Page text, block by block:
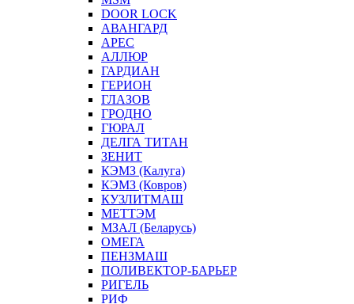
DOOR LOCK
АВАНГАРД
АРЕС
АЛЛЮР
ГАРДИАН
ГЕРИОН
ГЛАЗОВ
ГРОДНО
ГЮРАЛ
ДЕЛГА ТИТАН
ЗЕНИТ
КЭМЗ (Калуга)
КЭМЗ (Ковров)
КУЗЛИТМАШ
МЕТТЭМ
МЗАЛ (Беларусь)
ОМЕГА
ПЕНЗМАШ
ПОЛИВЕКТОР-БАРЬЕР
РИГЕЛЬ
РИФ